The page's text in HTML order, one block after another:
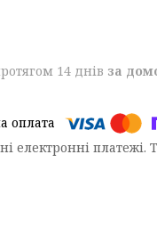
14 днів за
електронні